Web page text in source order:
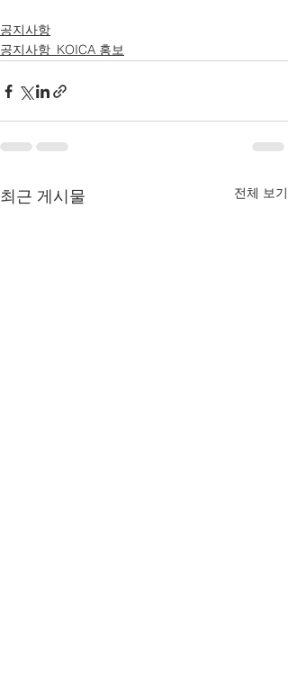
공지사항
공지사항_KOICA 홍보
최근 게시물 전체 보기